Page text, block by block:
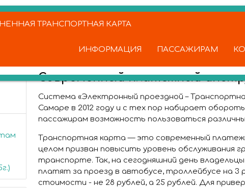
ТРАНСПОРТНАЯ КАРТА
ИНФОРМАЦИЯ ПАССАЖИРАМ
Современный платежный
Система «Электронный проездной –
Самаре в 2012 году и с тех пор набирает
пассажирам возможность пользоваться
Транспортная карта — это современный
целом призван повысить уровень обслуживания
транспорте. Так, на сегодняшний день
платят за проезд в автобусе, троллейбусе на 3
стоимости - не 28 рублей, а 25 рублей. Для